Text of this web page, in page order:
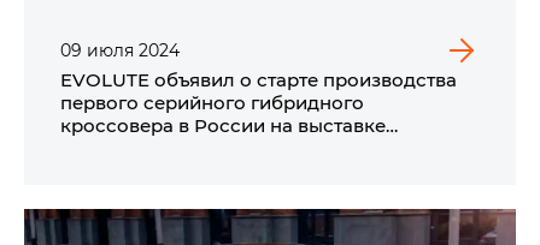
09 июля 2024
EVOLUTE объявил о старте производства
первого серийного гибридного
кроссовера в России на выставке